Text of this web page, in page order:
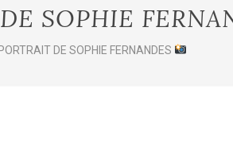
SOPHIE
DE SOPHIE FERNANDES⁠